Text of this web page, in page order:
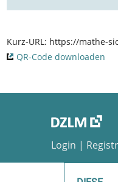
Kurz-URL: https://mathe-
QR-Code downloaden
Login |